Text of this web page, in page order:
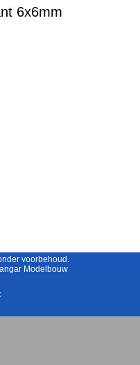
6x6mm
voorbehoud.
Modelbouw